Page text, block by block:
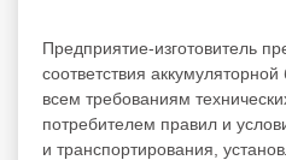
Предприятие-изготовитель
соответствия
всем требованиям
потребителем правил и
и транспортирования,